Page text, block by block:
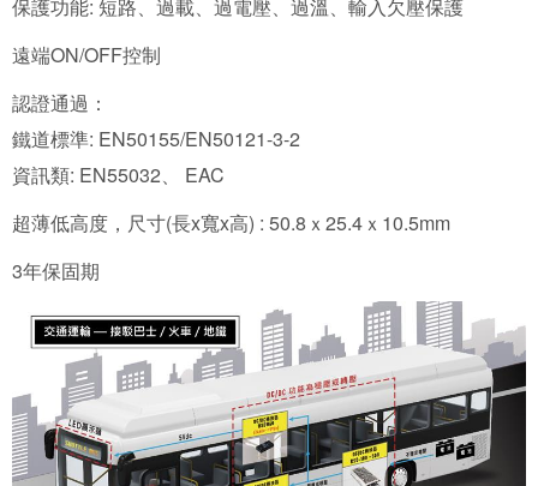
保護功能: 短路、過載、過電壓、過溫、輸入欠壓保護
遠端ON/OFF控制
認證通過：
鐵道標準: EN50155/EN50121-3-2
資訊類: EN55032、 EAC
超薄低高度，尺寸(長x寬x高) : 50.8ｘ25.4ｘ10.5mm
3年保固期